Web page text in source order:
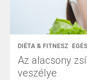
DIÉTA & FITNESZ
Az alacsony
veszélye